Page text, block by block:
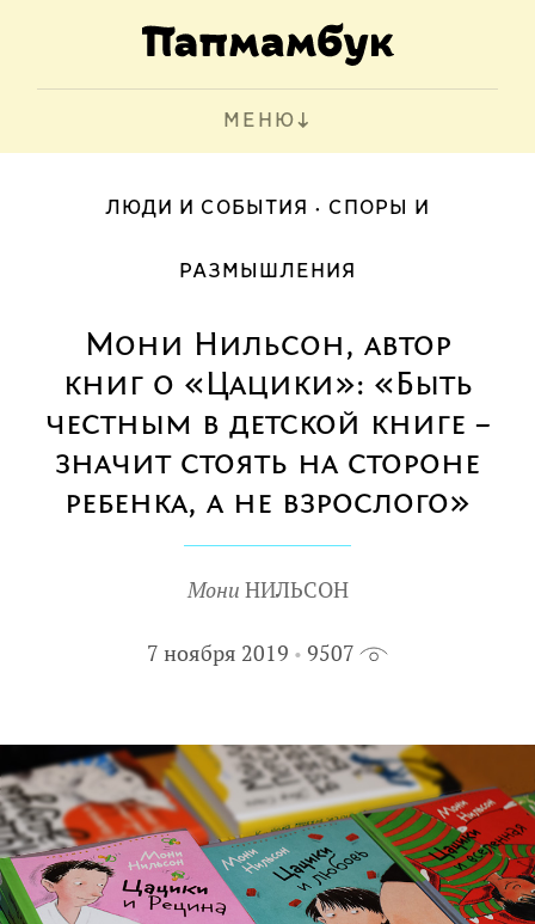
МЕНЮ
ЛЮДИ И СОБЫТИЯ СПОРЫ И
РАЗМЫШЛЕНИЯ
Мони Нильсон, автор
книг о «Цацики»: «Быть
честным в детской книге –
значит стоять на стороне
ребенка, а не взрослого»
Мони НИЛЬСОН
7 ноября 2019 9507